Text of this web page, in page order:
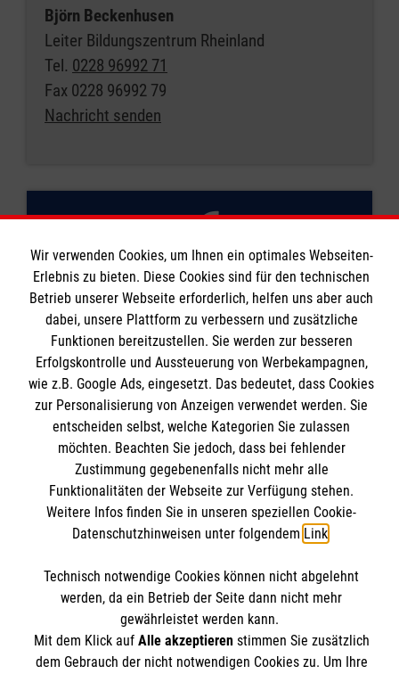
Björn Beckenhusen
Leiter Bildungszentrum Rheinland
Tel. 0228 96992 71
Fax 0228 96992 79
Nachricht senden
Bildungs­zentrum Rhein­land
Heilsbachstraße 22-24
53123 Bonn
Kompetenz in der rettungsdienstlichen Aus-,
Fort- und Weiterbildung.
Sekretariat Bildungszentrum Rheinland
Tel.0228 96992 70
Fax0228 96992 79
Wir verwenden Cookies, um Ihnen ein optimales Webseiten-
Erlebnis zu bieten. Diese Cookies sind für den technischen
Betrieb unserer Webseite erforderlich, helfen uns aber auch
dabei, unsere Plattform zu verbessern und zusätzliche
Funktionen bereitzustellen. Sie werden zur besseren
Erfolgskontrolle und Aussteuerung von Werbekampagnen,
wie z.B. Google Ads, eingesetzt. Das bedeutet, dass Cookies
zur Personalisierung von Anzeigen verwendet werden. Sie
entscheiden selbst, welche Kategorien Sie zulassen
möchten. Beachten Sie jedoch, dass bei fehlender
Zustimmung gegebenenfalls nicht mehr alle
Funktionalitäten der Webseite zur Verfügung stehen.
Weitere Infos finden Sie in unseren speziellen Cookie-
Datenschutzhinweisen unter folgendem Link.
Technisch notwendige Cookies können nicht abgelehnt
werden, da ein Betrieb der Seite dann nicht mehr
gewährleistet werden kann.
Mit dem Klick auf Alle akzeptierenstimmen Sie zusätzlich
dem Gebrauch der nicht notwendigen Cookies zu. Um Ihre